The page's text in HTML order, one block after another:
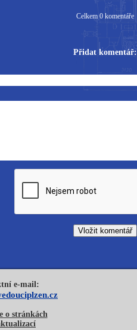
Celkem 0 komentáře
Přidat komentář:
e-mail:
o stránkách